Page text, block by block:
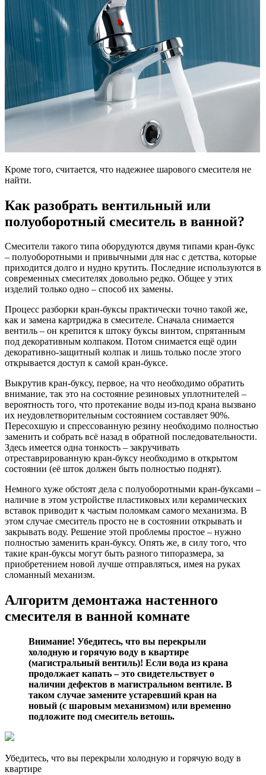
Кроме того, считается, что надежнее шарового смесителя не
найти.
Как разобрать вентильный или
полуоборотный смеситель в ванной?
Смесители такого типа оборудуются двумя типами кран-букс
– полуоборотными и привычными для нас с детства, которые
приходится долго и нудно крутить. Последние используются в
современных смесителях довольно редко. Общее у этих
изделий только одно – способ их замены.
Процесс разборки кран-буксы практически точно такой же,
как и замена картриджа в смесителе. Сначала снимается
вентиль – он крепится к штоку буксы винтом, спрятанным
под декоративным колпаком. Потом снимается ещё один
декоративно-защитный колпак и лишь только после этого
открывается доступ к самой кран-буксе.
Выкрутив кран-буксу, первое, на что необходимо обратить
внимание, так это на состояние резиновых уплотнителей –
вероятность того, что протекание воды из-под крана вызвано
их неудовлетворительным состоянием составляет 90%.
Пересохшую и спрессованную резину необходимо полностью
заменить и собрать всё назад в обратной последовательности.
Здесь имеется одна тонкость – закручивать
отреставрированную кран-буксу необходимо в открытом
состоянии (её шток должен быть полностью поднят).
Немного хуже обстоят дела с полуоборотными кран-буксами –
наличие в этом устройстве пластиковых или керамических
вставок приводит к частым поломкам самого механизма. В
этом случае смеситель просто не в состоянии открывать и
закрывать воду. Решение этой проблемы простое – нужно
полностью заменить кран-буксу. Опять же, в силу того, что
такие кран-буксы могут быть разного типоразмера, за
приобретением новой лучше отправляться, имея на руках
сломанный механизм.
Алгоритм демонтажа настенного
смесителя в ванной комнате
Внимание! Убедитесь, что вы перекрыли
холодную и горячую воду в квартире
(магистральный вентиль)! Если вода из крана
продолжает капать – это свидетельствует о
наличии дефектов в магистральном вентиле. В
таком случае замените устаревший кран на
новый (с шаровым механизмом) или временно
подложите под смеситель ветошь.
Убедитесь, что вы перекрыли холодную и горячую воду в
квартире